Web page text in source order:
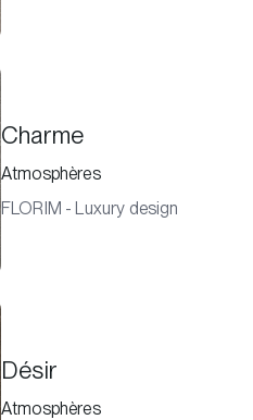
Charme
Atmosphères
FLORIM - Luxury design
Désir
Atmosphères